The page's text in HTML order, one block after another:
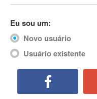
ActionScript
ActionScript 3
Active Directory
ActiveX Data Objects (ADO)
Eu sou um:
Novo usuário
Usuário existente